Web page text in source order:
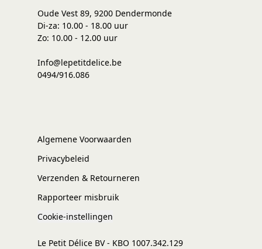
Oude Vest 89, 9200 Dendermonde
Di-za: 10.00 - 18.00 uur
Zo: 10.00 - 12.00 uur
Info@lepetitdelice.be
0494/916.086
Algemene Voorwaarden
Privacybeleid
Verzenden & Retourneren
Rapporteer misbruik
Cookie-instellingen
Le Petit Délice BV - KBO 1007.342.129